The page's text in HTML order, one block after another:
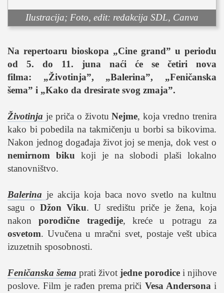
rukomet
e-sport
zabava
muzika
putovanja
studenti
organizacije
konkursi
fakulteti
zdravlje
kolumna
sdl podkast
STUDENTSKI DNEVNI LIST
Ilustracija; Foto, edit: redakcija SDL, Canva
Na repertoaru bioskopa „Cine grand” u periodu
od 5. do 11. juna naći će se četiri nova
filma: „Životinja”, „Balerina”, „Feničanska
šema” i „Kako da dresirate svog zmaja”.
Životinja je priča o životu Nejme, koja vredno trenira
kako bi pobedila na takmičenju u borbi sa bikovima.
Nakon jednog događaja život joj se menja, dok vest o
nemirnom biku koji je na slobodi plaši lokalno
stanovništvo.
Balerina je akcija koja baca novo svetlo na kultnu
sagu oDžon Viku. U središtu priče je žena, koja
nakonporodične tragedije, kreće u potragu za
osvetom. Uvučena u mračni svet, postaje vešt ubica
izuzetnih sposobnosti.
Feničanska šema prati život jedne porodice i njihove
poslove. Film je rađen prema priči Vesa Andersona i